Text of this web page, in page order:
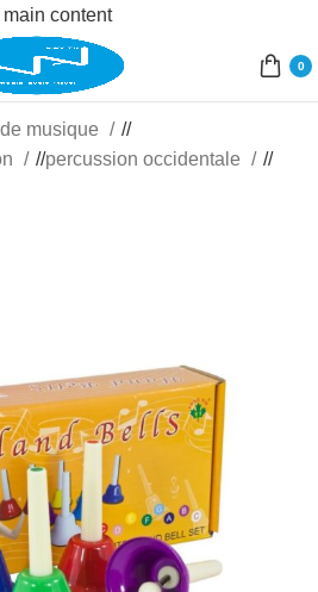
content
0
musique
/
/ percussion occidentale
/